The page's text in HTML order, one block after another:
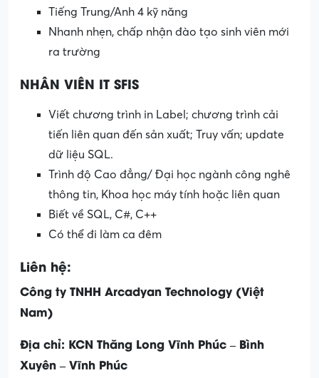
Tiếng Trung/Anh 4 kỹ năng
Nhanh nhẹn, chấp nhận đào tạo sinh viên mới
ra trường
NHÂN VIÊN IT SFIS
Viết chương trình in Label; chương trình cải
tiến liên quan đến sản xuất; Truy vấn; update
dữ liệu SQL.
Trình độ Cao đẳng/ Đại học ngành công nghê
thông tin, Khoa học máy tính hoặc liên quan
Biết về SQL, C#, C++
Có thể đi làm ca đêm
Liên hệ:
Công ty TNHH Arcadyan Technology (Việt
Nam)
Địa chỉ: KCN Thăng Long Vĩnh Phúc – Bình
Xuyên – Vĩnh Phúc